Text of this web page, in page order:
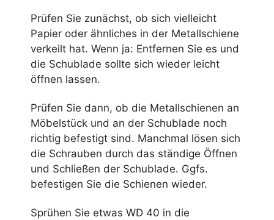
Prüfen Sie zunächst, ob sich vielleicht
Papier oder ähnliches in der Metallschiene
verkeilt hat. Wenn ja: Entfernen Sie es und
die Schublade sollte sich wieder leicht
öffnen lassen.
Prüfen Sie dann, ob die Metallschienen an
Möbelstück und an der Schublade noch
richtig befestigt sind. Manchmal lösen sich
die Schrauben durch das ständige Öffnen
und Schließen der Schublade. Ggfs.
befestigen Sie die Schienen wieder.
Sprühen Sie etwas WD 40 in die